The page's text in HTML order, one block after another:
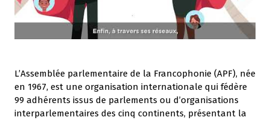
Video
L’Assemblée parlementaire de la Francophonie (APF), née
en 1967, est une organisation internationale qui fédère
99 adhérents issus de parlements ou d’organisations
interparlementaires des cinq continents, présentant la